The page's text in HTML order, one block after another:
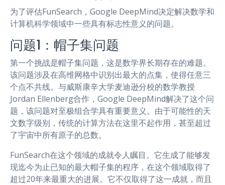
为了评估FunSearch，Google DeepMind决定解决数学和
计算机科学领域中一些具有标志性意义的问题。
问题1：帽子集问题
第一个挑战是帽子集问题，这是数学界长期存在的难题。
该问题涉及在高维网格中识别出最大的点集，使得任意三
个点不共线。与威斯康辛大学麦迪逊分校的数学教授
Jordan Ellenberg合作，Google DeepMind解决了这个问
题，该问题对至极组合学具有重要意义。由于可能性的天
文数字级别，传统的计算方法在这里不起作用，甚至超过
了宇宙中所有原子的总数。
FunSearch在这个领域的成就令人瞩目。它生成了能够发
现迄今为止已知的最大帽子集的程序，在这个领域取得了
超过20年来最重大的进展。它不仅取得了这一成就，而且